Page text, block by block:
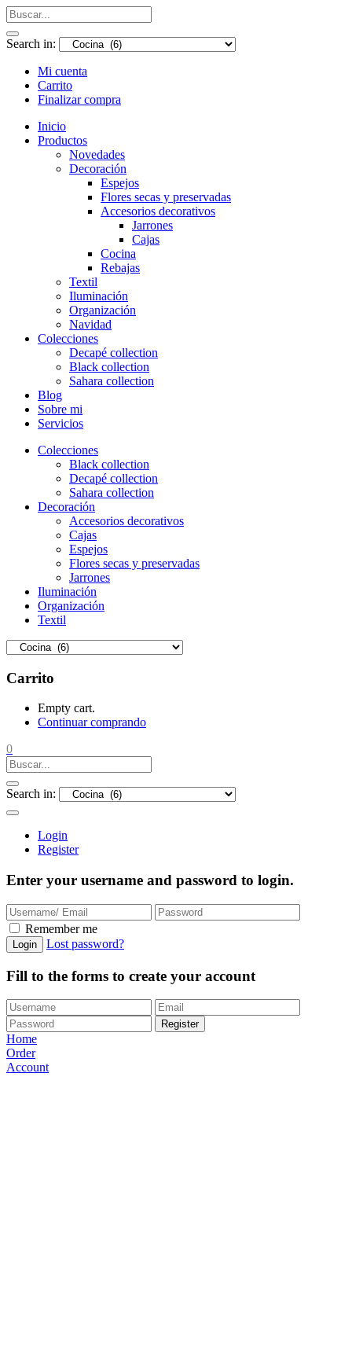
Search in:
Mi cuenta
Carrito
Finalizar compra
Inicio
Productos
Novedades
Decoración
Espejos
Flores secas y preservadas
Accesorios decorativos
Jarrones
Cajas
Cocina
Rebajas
Textil
Iluminación
Organización
Navidad
Colecciones
Decapé collection
Black collection
Sahara collection
Blog
Sobre mi
Servicios
Colecciones
Black collection
Decapé collection
Sahara collection
Decoración
Accesorios decorativos
Cajas
Espejos
Flores secas y preservadas
Jarrones
Iluminación
Organización
Textil
Carrito
Empty cart.
Continuar comprando
0
Search in:
Login
Register
Enter your username and password to login.
Remember me
Login Lost password?
Fill to the forms to create your account
Register
Home
Order
Account